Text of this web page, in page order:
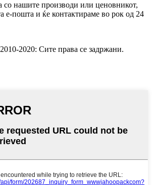
со нашите производи или ценовникот,
е-пошта и ќе контактираме во рок од 24
2020: Сите права се задржани.